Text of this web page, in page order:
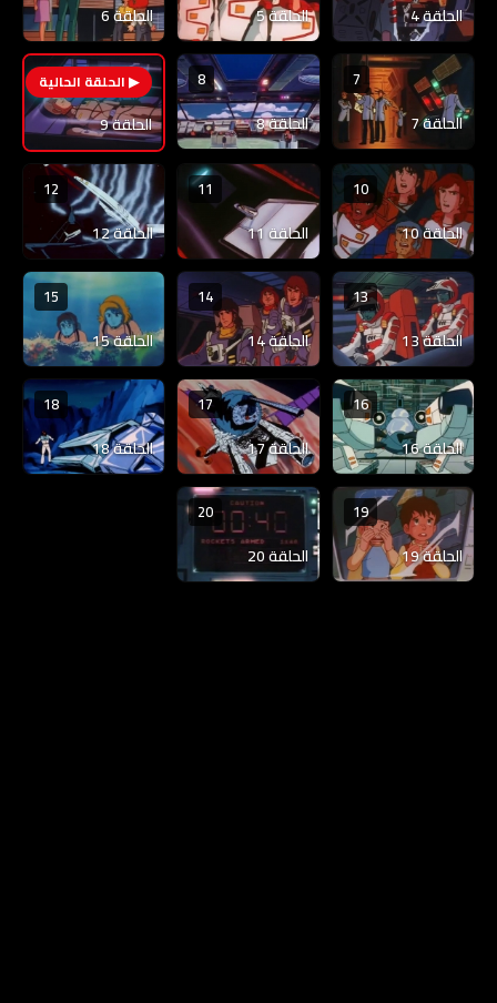
الحلقة 4 الحلقة 5 الحلقة 6
7
الحلقة 7
8
الحلقة 8
9
الحلقة 9
10
الحلقة 10
11
الحلقة 11
12
الحلقة 12
13
الحلقة 13
14
الحلقة 14
15
الحلقة 15
16
الحلقة 16
17
الحلقة 17
18
الحلقة 18
19
الحلقة 19
20
الحلقة 20